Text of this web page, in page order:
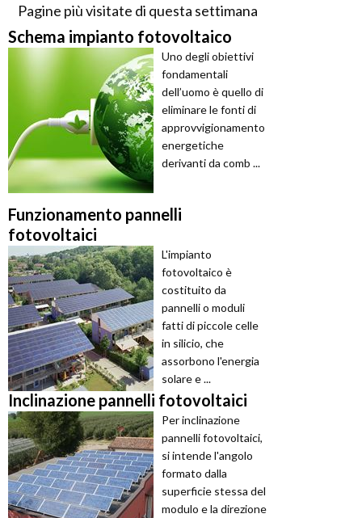
Pagine più visitate di questa settimana
Schema impianto fotovoltaico
Uno degli obiettivi
fondamentali
dell’uomo è quello di
eliminare le fonti di
approvvigionamento
energetiche
derivanti da comb ...
Funzionamento pannelli
fotovoltaici
L'impianto
fotovoltaico è
costituito da
pannelli o moduli
fatti di piccole celle
in silicio, che
assorbono l'energia
solare e ...
Inclinazione pannelli fotovoltaici
Per inclinazione
pannelli fotovoltaici,
si intende l'angolo
formato dalla
superficie stessa del
modulo e la direzione